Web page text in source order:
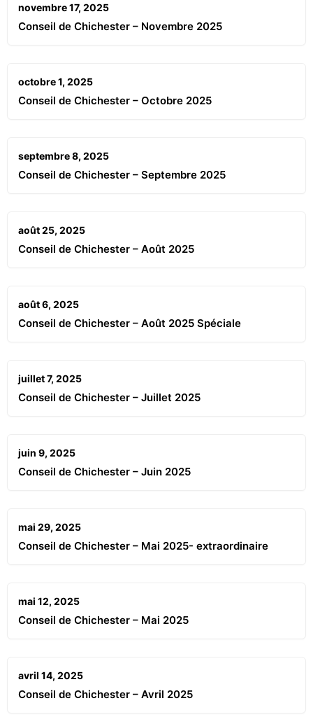
novembre 17, 2025
Conseil de Chichester – Novembre 2025
octobre 1, 2025
Conseil de Chichester – Octobre 2025
septembre 8, 2025
Conseil de Chichester – Septembre 2025
août 25, 2025
Conseil de Chichester – Août 2025
août 6, 2025
Conseil de Chichester – Août 2025 Spéciale
juillet 7, 2025
Conseil de Chichester – Juillet 2025
juin 9, 2025
Conseil de Chichester – Juin 2025
mai 29, 2025
Conseil de Chichester – Mai 2025- extraordinaire
mai 12, 2025
Conseil de Chichester – Mai 2025
avril 14, 2025
Conseil de Chichester – Avril 2025